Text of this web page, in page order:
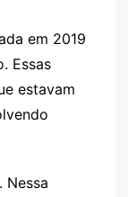
em 2019
Essas
estavam
Nessa